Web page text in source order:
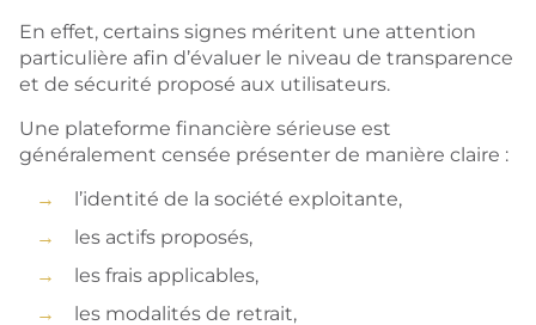
En effet, certains signes méritent une attention
particulière afin d’évaluer le niveau de transparence
et de sécurité proposé aux utilisateurs.
Une plateforme financière sérieuse est
généralement censée présenter de manière claire :
l’identité de la société exploitante,
les actifs proposés,
les frais applicables,
les modalités de retrait,